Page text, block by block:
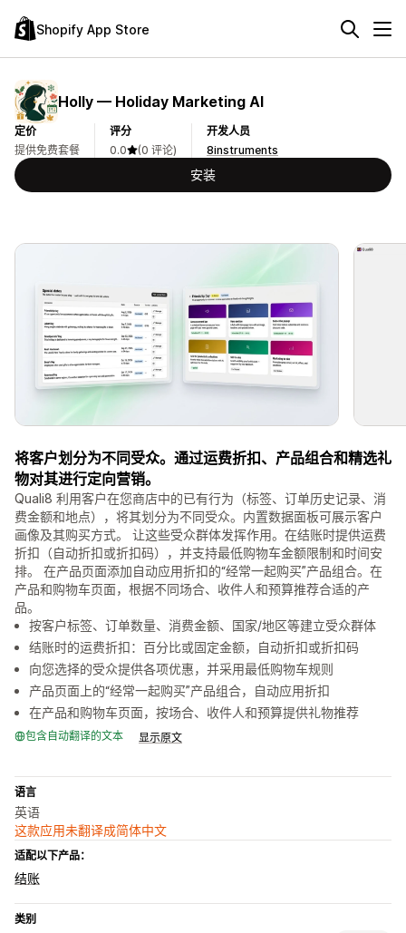
Shopify App Store
Holly — Holiday Marketing AI
定价
提供免费套餐
评分
0.0
(0 评论)
开发人员
8instruments
安装
将客户划分为不同受众。通过运费折扣、产品组合和精选礼
物对其进行定向营销。
Quali8 利用客户在您商店中的已有行为（标签、订单历史记录、消
费金额和地点），将其划分为不同受众。内置数据面板可展示客户
画像及其购买方式。 让这些受众群体发挥作用。在结账时提供运费
折扣（自动折扣或折扣码），并支持最低购物车金额限制和时间安
排。 在产品页面添加自动应用折扣的“经常一起购买”产品组合。在
产品和购物车页面，根据不同场合、收件人和预算推荐合适的产
品。
按客户标签、订单数量、消费金额、国家/地区等建立受众群体
结账时的运费折扣：百分比或固定金额，自动折扣或折扣码
向您选择的受众提供各项优惠，并采用最低购物车规则
产品页面上的“经常一起购买”产品组合，自动应用折扣
在产品和购物车页面，按场合、收件人和预算提供礼物推荐
包含自动翻译的文本 显示原文
语言
英语
这款应用未翻译成简体中文
适配以下产品：
结账
类别